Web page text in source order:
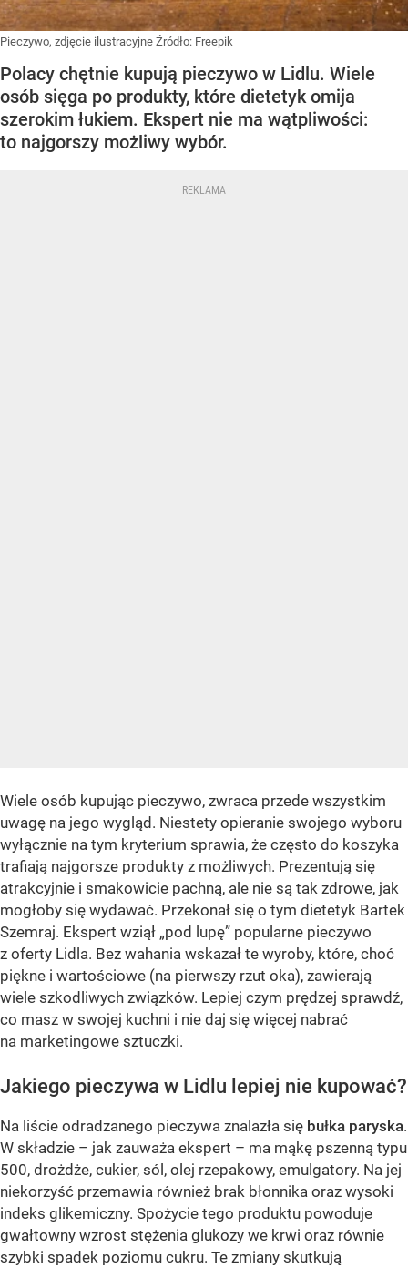
Pieczywo, zdjęcie ilustracyjne Źródło: Freepik
Polacy chętnie kupują pieczywo w Lidlu. Wiele
osób sięga po produkty, które dietetyk omija
szerokim łukiem. Ekspert nie ma wątpliwości:
to najgorszy możliwy wybór.
Wiele osób kupując pieczywo, zwraca przede wszystkim
uwagę na jego wygląd. Niestety opieranie swojego wyboru
wyłącznie na tym kryterium sprawia, że często do koszyka
trafiają najgorsze produkty z możliwych. Prezentują się
atrakcyjnie i smakowicie pachną, ale nie są tak zdrowe, jak
mogłoby się wydawać. Przekonał się o tym dietetyk Bartek
Szemraj. Ekspert wziął „pod lupę” popularne pieczywo
z oferty Lidla. Bez wahania wskazał te wyroby, które, choć
piękne i wartościowe (na pierwszy rzut oka), zawierają
wiele szkodliwych związków. Lepiej czym prędzej sprawdź,
co masz w swojej kuchni i nie daj się więcej nabrać
na marketingowe sztuczki.
Jakiego pieczywa w Lidlu lepiej nie kupować?
Na liście odradzanego pieczywa znalazła się bułka paryska.
W składzie – jak zauważa ekspert – ma mąkę pszenną typu
500, drożdże, cukier, sól, olej rzepakowy, emulgatory. Na jej
niekorzyść przemawia również brak błonnika oraz wysoki
indeks glikemiczny. Spożycie tego produktu powoduje
gwałtowny wzrost stężenia glukozy we krwi oraz równie
szybki spadek poziomu cukru. Te zmiany skutkują